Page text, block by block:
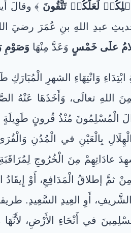
لَعَلَّكُمۡ تَتَّقُونَ ﴾ وقالَ
عبدِ اللهِ بنِ عُمَرَ رضيَ
علَى خَمْسٍ وَعَدَّ مِنْهَا وَصَوْمِ
وَانْتِهَاءِ الشهرِ الْمُبَارَكِ
تعالَى، وَأَخَذَهَا عَنْهُ
الْمُسْلِمُونَ مُنْذُ قُرونٍ طَوِيلَةٍ
بِالْعَيْنِ في الْمُدُنِ
عادَاتِهِمْ مِنَ الْخُرُوجِ
ثمَّ إطلاقُ الْمَدَافِعِ، أَوْ
أَوِ العِيدِ السَّعِيدِ.
في أَنْحَاءِ الأَرْضِ،